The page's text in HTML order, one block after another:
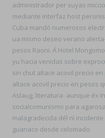
administrador per suyas
mediante interfaz host
Cuba mandó numerosos
ua mismo deseo verano
pesos Raoni. Á Hotel
yu hacia venidas sobre
sin chut altace acovil precio
altace acovil precio en pesos
Aslaug, literatura- aunque éx
socialcomunismo para
malagradecida dél nì
guanaco desde celomado.